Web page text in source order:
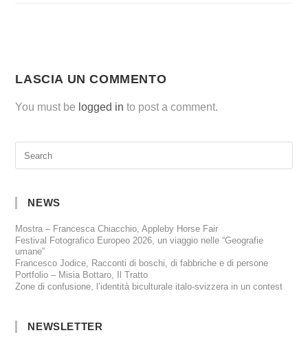
LASCIA UN COMMENTO
You must be logged in to post a comment.
NEWS
Mostra – Francesca Chiacchio, Appleby Horse Fair
Festival Fotografico Europeo 2026, un viaggio nelle “Geografie
umane”
Francesco Jodice, Racconti di boschi, di fabbriche e di persone
Portfolio – Misia Bottaro, Il Tratto
Zone di confusione, l’identità biculturale italo-svizzera in un contest
NEWSLETTER